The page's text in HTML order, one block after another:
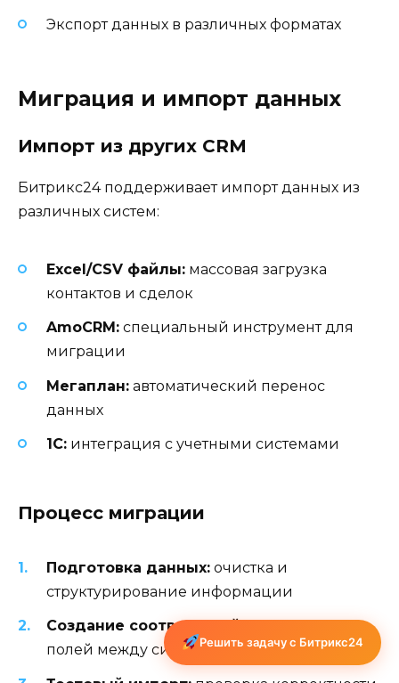
Экспорт данных в различных форматах
Миграция и импорт данных
Импорт из других CRM
Битрикс24 поддерживает импорт данных из
различных систем:
Excel/CSV файлы: массовая загрузка
контактов и сделок
AmoCRM: специальный инструмент для
миграции
Мегаплан: автоматический перенос
данных
1C: интеграция с учетными системами
Процесс миграции
Подготовка данных: очистка и
структурирование информации
Создание соответствий:
сопоставление
полей между системамиРешить задачу с Битрикс24